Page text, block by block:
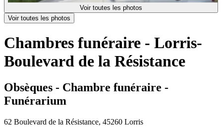
Voir toutes les photos
Voir toutes les photos
Chambres funéraire - Lorris-
Boulevard de la Résistance
Obsèques - Chambre funéraire -
Funérarium
62 Boulevard de la Résistance, 45260 Lorris